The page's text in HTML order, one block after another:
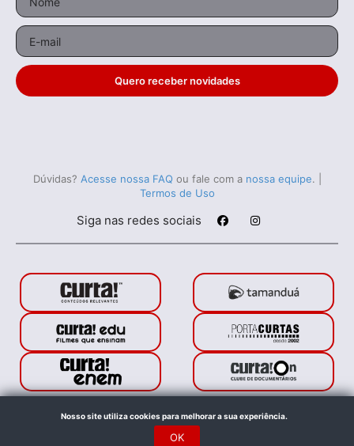
Quero receber novidades
Dúvidas? Acesse nossa FAQ ou fale com a nossa equipe.
Termos de Uso
Siga nas redes sociais
Porta Curtas © 2021. Todos os direitos reservados.
no Rio de Janeiro
Nosso site utiliza cookies para melhorar a sua experiência.
OK